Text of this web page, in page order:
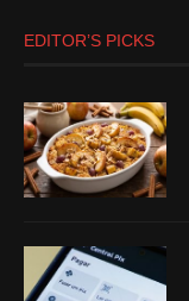
EDITOR’S PICKS